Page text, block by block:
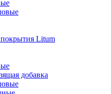
Litum
добавка